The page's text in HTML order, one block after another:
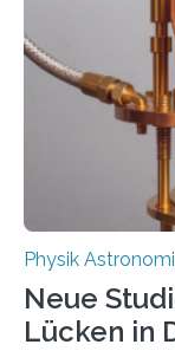
einem Team
internationaler
Der lange
gefunden. Kurz
Thorium
Physik
Neue
Lücken in